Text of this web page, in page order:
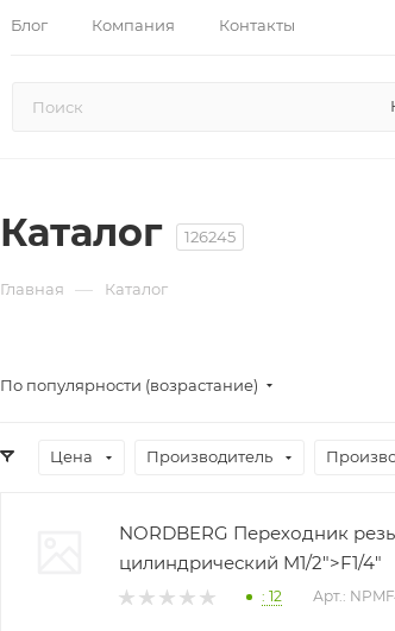
Блог Компания Контакты
Каталог 126245
Главная — Каталог
По популярности (возрастание)
Цена Производитель
NORDBERG Переходник
цилиндрический M1/2">F1/4"
: 12 Арт.: